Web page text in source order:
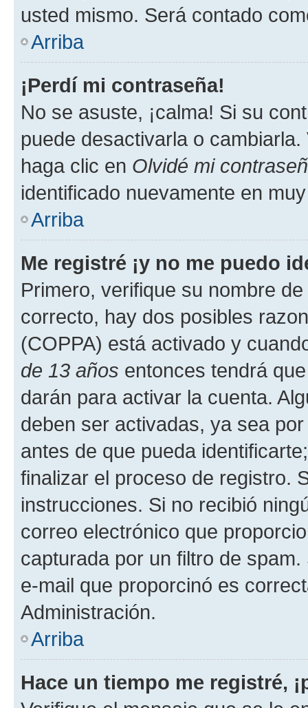
usted mismo. Será contado
Arriba
¡Perdí mi contraseña!
No se asuste, ¡calma! Si su
puede desactivarla o
haga clic en Olvidé mi
identificado nuevamente en
Arriba
Me registré ¡y no me puedo
Primero, verifique su nombre
correcto, hay dos posibles
(COPPA) está activado y
de 13 años entonces tendrá
darán para activar la cuenta.
deben ser activadas, ya sea
antes de que pueda
finalizar el proceso de registro.
instrucciones. Si no recibió
correo electrónico que
capturada por un filtro de
e-mail que proporcinó es
Administración.
Arriba
Hace un tiempo me registré,